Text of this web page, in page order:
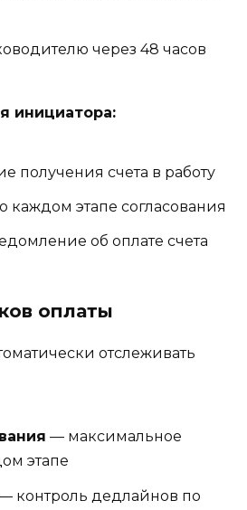
через 48 часов
инициатора:
получения счета в работу
каждом этапе согласования
об оплате счета
оплаты
отслеживать
— максимальное
этапе
контроль дедлайнов по